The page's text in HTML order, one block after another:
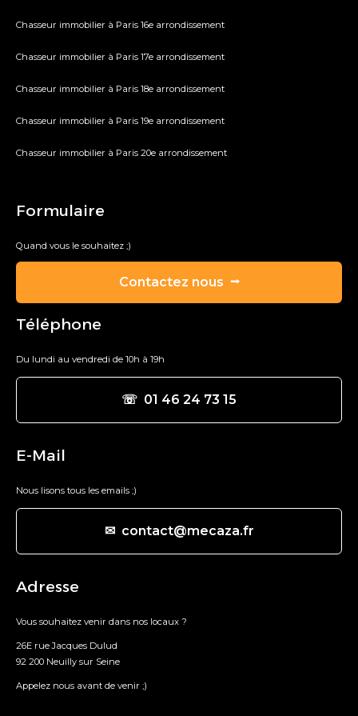
Chasseur immobilier à Paris 16e arrondissement
Chasseur immobilier à Paris 17e arrondissement
Chasseur immobilier à Paris 18e arrondissement
Chasseur immobilier à Paris 19e arrondissement
Chasseur immobilier à Paris 20e arrondissement
Formulaire
Quand vous le souhaitez ;)
Contactez nous ⭢
Téléphone
Du lundi au vendredi de 10h à 19h
☏ 01 46 24 73 15
E-Mail
Nous lisons tous les emails ;)
✉ contact@mecaza.fr
Adresse
Vous souhaitez venir dans nos locaux ?
26E rue Jacques Dulud
92 200 Neuilly sur Seine
Appelez nous avant de venir ;)